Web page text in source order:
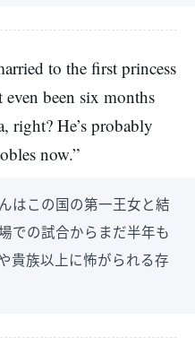
to the first princess
been six months
right? He’s probably
now.”
はこの国の第一王女と結
での試合からまだ半年も
族以上に怖がられる存